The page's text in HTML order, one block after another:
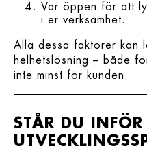
Var öppen för att
i er verksamhet.
Alla dessa faktorer kan
helhetslösning – både
inte minst för kunden.
STÅR DU INFÖR